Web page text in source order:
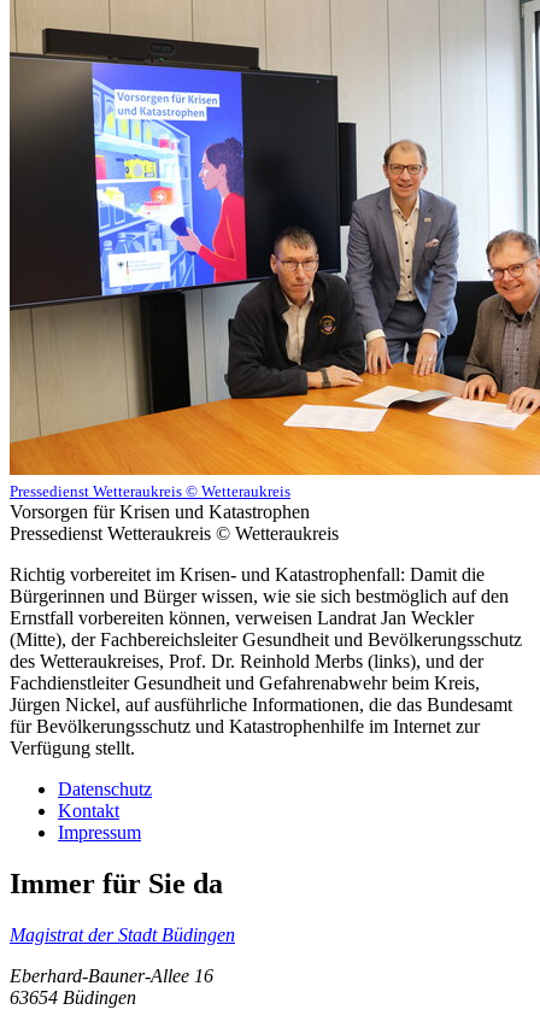
Pressedienst Wetteraukreis © Wetteraukreis
Vorsorgen für Krisen und Katastrophen
Pressedienst Wetteraukreis © Wetteraukreis
Richtig vorbereitet im Krisen- und Katastrophenfall: Damit die
Bürgerinnen und Bürger wissen, wie sie sich bestmöglich auf den
Ernstfall vorbereiten können, verweisen Landrat Jan Weckler
(Mitte), der Fachbereichsleiter Gesundheit und Bevölkerungsschutz
des Wetteraukreises, Prof. Dr. Reinhold Merbs (links), und der
Fachdienstleiter Gesundheit und Gefahrenabwehr beim Kreis,
Jürgen Nickel, auf ausführliche Informationen, die das Bundesamt
für Bevölkerungsschutz und Katastrophenhilfe im Internet zur
Verfügung stellt.
Datenschutz
Kontakt
Impressum
Immer für Sie da
Magistrat der Stadt Büdingen
Eberhard-Bauner-Allee 16
63654 Büdingen